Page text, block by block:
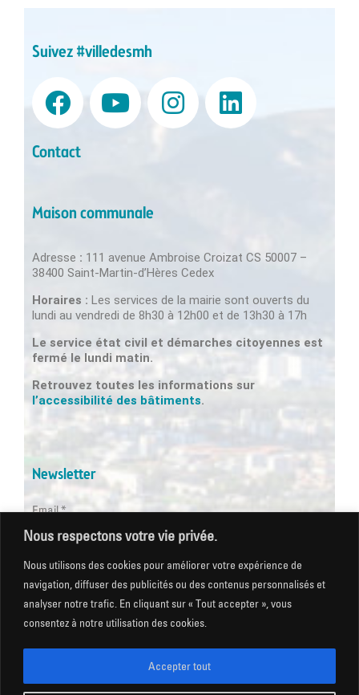
Nous respectons votre vie privée.
Nous utilisons des cookies pour améliorer votre expérience de
navigation, diffuser des publicités ou des contenus personnalisés et
analyser notre trafic. En cliquant sur « Tout accepter », vous
consentez à notre utilisation des cookies.
Accepter tout
Suivez #villedesmh
Contact
Maison communale
Adresse : 111 avenue Ambroise Croizat CS 50007 –
38400 Saint-Martin-d’Hères Cedex
Horaires : Les services de la mairie sont ouverts du
lundi au vendredi de 8h30 à 12h00 et de 13h30 à 17h
Le service état civil et démarches citoyennes est
fermé le lundi matin.
Retrouvez toutes les informations sur
l’accessibilité des bâtiments.
Newsletter
Email *
Les champs suivis d'une * sont obligatoires